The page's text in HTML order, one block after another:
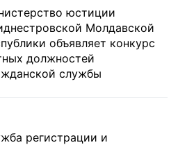
юстиции
Молдавской
объявляет конкурс
должностей
службы
регистрации и